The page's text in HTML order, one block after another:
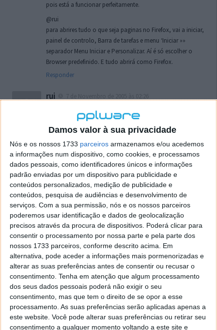
Damos valor à sua privacidade
Nós e os nossos 1733 parceiros armazenamos e/ou acedemos
a informações num dispositivo, como cookies, e processamos
dados pessoais, como identificadores únicos e informações
padrão enviadas por um dispositivo para publicidade e
conteúdos personalizados, medição de publicidade e
conteúdos, pesquisa de audiências e desenvolvimento de
serviços. Com a sua permissão, nós e os nossos parceiros
poderemos usar identificação e dados de geolocalização
precisos através da procura de dispositivos. Poderá clicar para
consentir o processamento por nossa parte e pela parte dos
nossos 1733 parceiros, conforme descrito acima. Em
alternativa, pode aceder a informações mais pormenorizadas e
alterar as suas preferências antes de consentir ou recusar o
consentimento. Tenha em atenção que algum processamento
dos seus dados pessoais poderá não exigir o seu
consentimento, mas que tem o direito de se opor a esse
processamento. As suas preferências serão aplicadas apenas a
este website. Você pode alterar suas preferências ou retirar seu
consentimento a qualquer momento voltando a este site e
pois está a funcionar perfeitamente.
@rui
para abrires tudo o que seja paginas no Firefox, vai a iniciar,
painel de controlo, Barra de tarefas e menu ‘Iniciar »»
separador Menu Iniciar e Personalizar. Aí é só escolher o
Browser predefinido. E tudo abrirá como Firefox.
Responder
rui
localizaçao referida n se encontra la nada k me permita por
o firefox como browser predefenido
Ja percorri o painel
tentei apagar o explorer na tentativa de forçar o uso do
firefox mas em vao. Kaso te lembres de outra dica fico
agradecido, caso contrario obrigado a mesma
Responder
Vítor M.
7 de Novembro de 2005 às 01:39
@Reporter
Desculpa mas o link funciona. Seja como for segue por mail
o MSn Messenger 8.
Responder
Vítor M.
@Rui
Tens de encontrar o que te falei. Faz da seguinte maneira,
janela iniciar e no topo dessa janela com o botão direito do
rato faz propriedades. Depois no separador Menu ‘Iniciar’
clica no botão ‘Personalizar’ aí encontrarás no separador